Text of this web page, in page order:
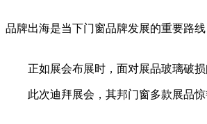
品牌出海是当下门窗品牌发展的重要路
正如展会布展时，面对展品玻璃破
此次迪拜展会，其邦门窗多款展品